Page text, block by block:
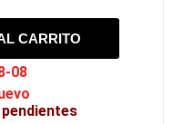
CARRITO
08